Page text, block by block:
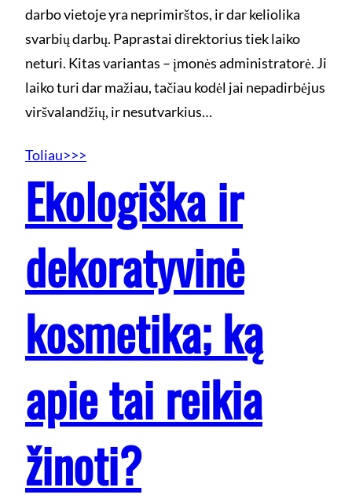
darbo vietoje yra neprimirštos, ir dar keliolika
svarbių darbų. Paprastai direktorius tiek laiko
neturi. Kitas variantas – įmonės administratorė. Ji
laiko turi dar mažiau, tačiau kodėl jai nepadirbėjus
viršvalandžių, ir nesutvarkius…
Toliau>>>
Ekologiška ir
dekoratyvinė
kosmetika; ką
apie tai reikia
žinoti?